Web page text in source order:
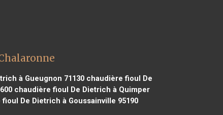
à Gueugnon 71130chaudière fioul De
chaudière fioul De Dietrich à Quimper
De Dietrich à Goussainville 95190